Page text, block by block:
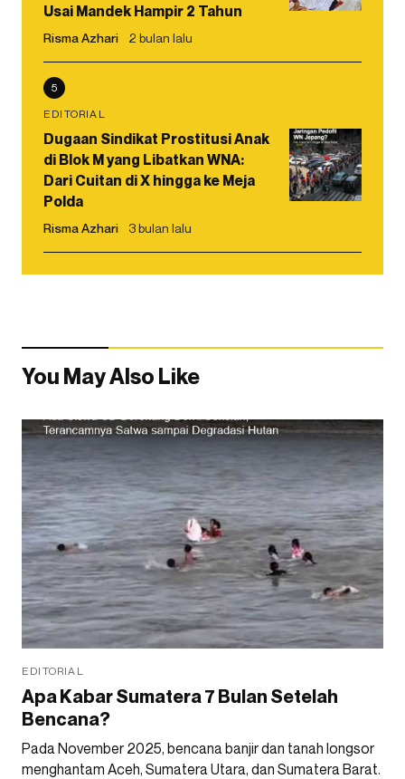
Usai Mandek Hampir 2 Tahun
Risma Azhari 2 bulan lalu
5
EDITORIAL
Dugaan Sindikat Prostitusi Anak
di Blok M yang Libatkan WNA:
Dari Cuitan di X hingga ke Meja
Polda
Risma Azhari 3 bulan lalu
You May Also Like
EDITORIAL
Apa Kabar Sumatera 7 Bulan Setelah
Bencana?
Pada November 2025, bencana banjir dan tanah longsor
menghantam Aceh, Sumatera Utara, dan Sumatera Barat.